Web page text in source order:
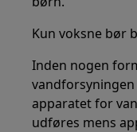
Kun voksne bør
Inden nogen
apparatet for
udføres mens